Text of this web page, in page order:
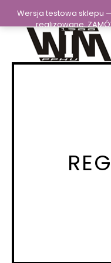
Wersja testowa sklepu
realizowane.